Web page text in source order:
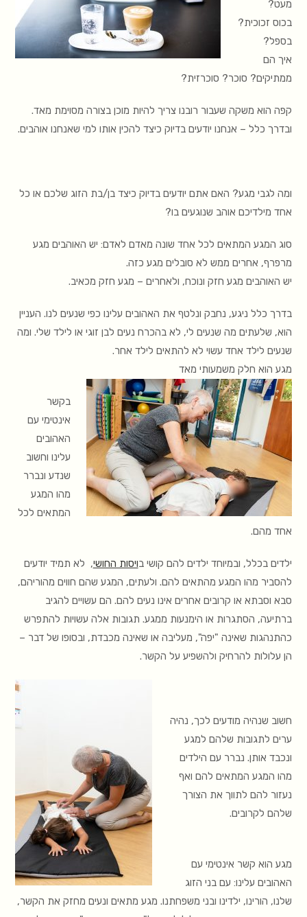
מעט?
בכוס זכוכית?
בספל?
איך הם
ממתיקים? סוכר? סוכרזית?
קפה הוא משקה שעבור רובנו צריך להיות מוכן בצורה מסוימת מאד.
ובדרך כלל – אנחנו יודעים בדיוק כיצד להכין אותו למי שאנחנו אוהבים.
ומה לגבי מגע? האם אתם יודעים בדיוק כיצד בן/בת הזוג שלכם או כל
אחד מילדיכם אוהב שנוגעים בו?
סוג המגע המתאים לכל אחד שונה מאדם לאדם: יש האוהבים מגע
מרפרף, אחרים ממש לא סובלים מגע כזה.
יש האוהבים מגע חזק ונוכח, ולאחרים – מגע חזק מכאיב.
בדרך כלל ניגע, נחבק ונלטף את האהובים עלינו כפי שנעים לנו. העניין
הוא, שלעתים מה שנעים לי, לא בהכרח נעים לבן זוגי או לילד שלי. ומה
שנעים לילד אחד עשוי לא להתאים לילד אחר.
מגע הוא חלק משמעותי מאד
בקשר
אינטימי עם
האהובים
עלינו וחשוב
שנדע ונברר
מהו המגע
המתאים לכל
אחד מהם.
ילדים בכלל, ובמיוחד ילדים להם קושי בויסות החושי, לא תמיד יודעים
להסביר מהו המגע מהתאים להם. ולעתים, המגע שהם חווים מהוריהם,
סבא וסבתא או קרובים אחרים אינו נעים להם. הם עשויים להגיב
ברתיעה, הסתגרות או הימנעות ממגע. תגובות אלה עשויות להתפרש
כהתנהגות שאינה "יפה", מעליבה או שאינה מכבדת, ובסופו של דבר –
הן עלולות להרחיק ולהשפיע על הקשר.
חשוב שנהיה מודעים לכך, נהיה
ערים לתגובות שלהם למגע
ונכבד אותן. נברר עם הילדים
מהו המגע המתאים להם ואף
נעזור להם לתווך את הצורך
שלהם לקרובים.
מגע הוא קשר אינטימי עם
האהובים עלינו: עם בני הזוג
שלנו, הורינו, ילדינו ובני משפחתנו. מגע מתאים ונעים מחזק את הקשר,